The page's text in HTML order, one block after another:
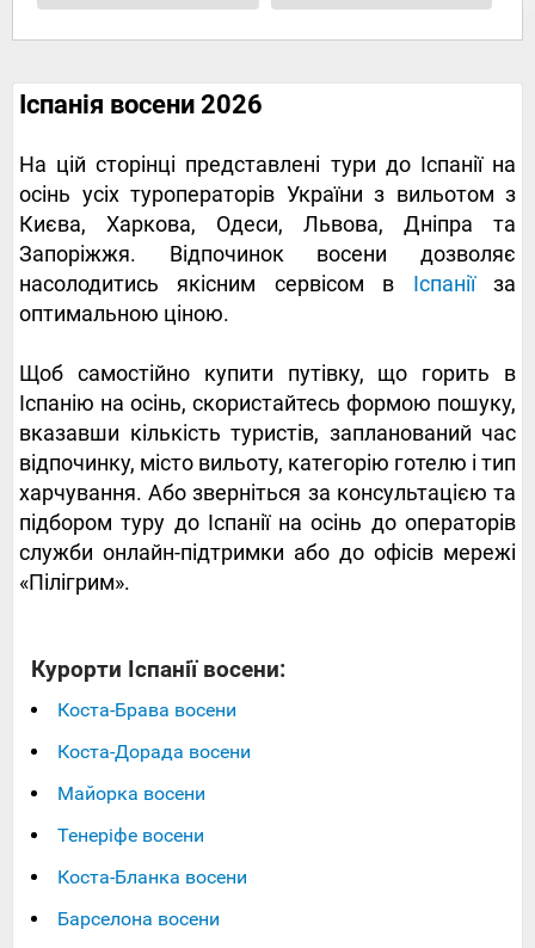
Іспанія восени 2026
На цій сторінці представлені тури до Іспанії на
осінь усіх туроператорів України з вильотом з
Києва, Харкова, Одеси, Львова, Дніпра та
Запоріжжя. Відпочинок восени дозволяє
насолодитись якісним сервісом в Іспаніїза
оптимальною ціною.
Щоб самостійно купити путівку, що горить в
Іспанію на осінь, скористайтесь формою пошуку,
вказавши кількість туристів, запланований час
відпочинку, місто вильоту, категорію готелю і тип
харчування. Або зверніться за консультацією та
підбором туру до Іспанії на осінь до операторів
служби онлайн-підтримки або до офісів мережі
«Пілігрим».
Курорти Іспанії восени:
Коста-Брава восени
Коста-Дорада восени
Майорка восени
Тенеріфе восени
Коста-Бланка восени
Барселона восени